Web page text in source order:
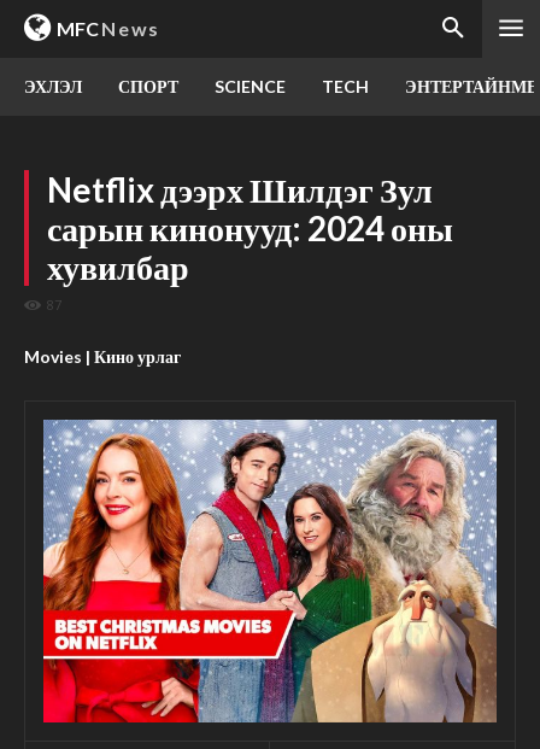
MFCNews
ЭХЛЭЛ СПОРТ SCIENCE TECH
Netflix дээрх Шилдэг Зул
сарын кинонууд: 2024 оны
хувилбар
87
Movies | Кино урлаг